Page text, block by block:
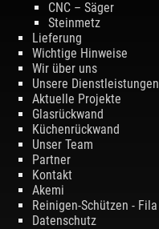
CNC – Säger
Steinmetz
Lieferung
Wichtige Hinweise
Wir über uns
Unsere Dienstleistungen
Aktuelle Projekte
Glasrückwand
Küchenrückwand
Unser Team
Partner
Kontakt
Akemi
Reinigen-Schützen - Fila
Datenschutz